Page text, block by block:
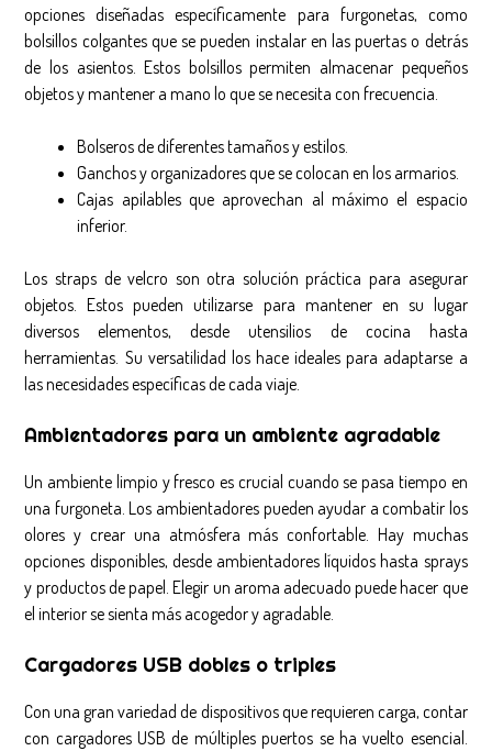
opciones diseñadas específicamente para furgonetas, como
bolsillos colgantes que se pueden instalar en las puertas o detrás
de los asientos. Estos bolsillos permiten almacenar pequeños
objetos y mantener a mano lo que se necesita con frecuencia.
Bolseros de diferentes tamaños y estilos.
Ganchos y organizadores que se colocan en los armarios.
Cajas apilables que aprovechan al máximo el espacio
inferior.
Los straps de velcro son otra solución práctica para asegurar
objetos. Estos pueden utilizarse para mantener en su lugar
diversos elementos, desde utensilios de cocina hasta
herramientas. Su versatilidad los hace ideales para adaptarse a
las necesidades específicas de cada viaje.
Ambientadores para un ambiente agradable
Un ambiente limpio y fresco es crucial cuando se pasa tiempo en
una furgoneta. Los ambientadores pueden ayudar a combatir los
olores y crear una atmósfera más confortable. Hay muchas
opciones disponibles, desde ambientadores líquidos hasta sprays
y productos de papel. Elegir un aroma adecuado puede hacer que
el interior se sienta más acogedor y agradable.
Cargadores USB dobles o triples
Con una gran variedad de dispositivos que requieren carga, contar
con cargadores USB de múltiples puertos se ha vuelto esencial.